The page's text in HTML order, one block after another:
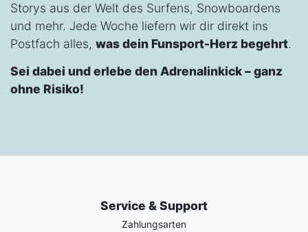
Storys aus der Welt des Surfens, Snowboardens
und mehr. Jede Woche liefern wir dir direkt ins
Postfach alles, was dein Funsport-Herz begehrt.
Sei dabei und erlebe den Adrenalinkick – ganz
ohne Risiko!
Service & Support
Zahlungsarten